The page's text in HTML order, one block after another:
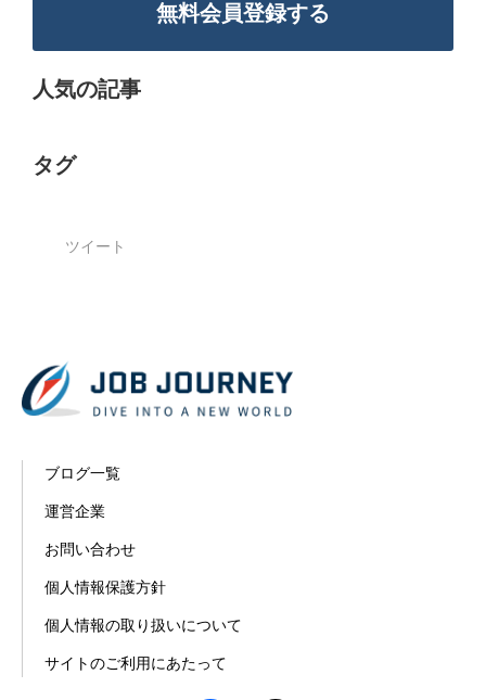
無料会員登録する
人気の記事
タグ
ツイート
ブログ一覧
運営企業
お問い合わせ
個人情報保護方針
個人情報の取り扱いについて
サイトのご利用にあたって